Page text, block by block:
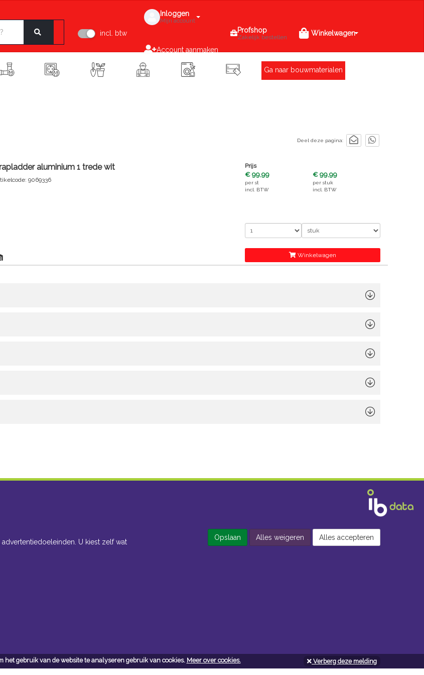
het gebruik van de website te analyseren gebruik van cookies. Meer over cookies. Verberg deze melding
incl. btw
Inloggen
Mijn account
Account aanmaken
Profshop
Zakelijk bestellen Winkelwagen
Ga naar bouwmaterialen
Deel deze pagina:
aluminium 1 trede wit
9069336
Prijs
€ 99,99
per st
incl. BTW
€ 99,99
per stuk
incl. BTW
Winkelwagen
Openingsuren toonzaal Openingsuren doe-het-zelf
U kiest zelf wat
Opslaan Alles weigeren Alles accepteren